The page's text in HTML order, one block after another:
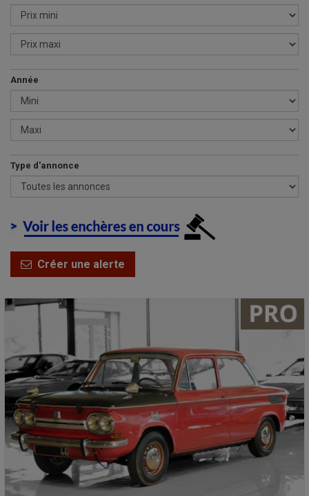
Année
Type d'annonce
Créer une alerte